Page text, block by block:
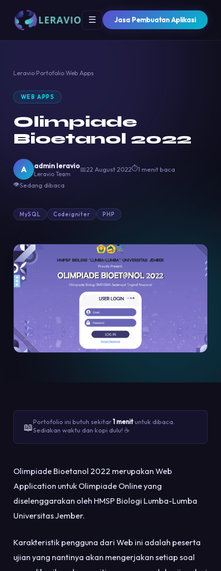
☰ Jasa Pembuatan Aplikasi
Leravio›Portofolio›Web Apps
WEB APPS
Olimpiade
Bioetanol 2022
A admin leravio
Leravio Team
📅22 August 2022⏱1 menit baca
👁Sedang dibaca
MySQL Codeigniter PHP
📖Portofolio ini butuh sekitar1 menituntuk dibaca.
Sediakan waktu dan kopi dulu! ☕
Olimpiade Bioetanol 2022 merupakan Web
Application untuk Olimpiade Online yang
diselenggarakan oleh HMSP Biologi Lumba-Lumba
Universitas Jember.
Karakteristik pengguna dari Web ini adalah peserta
ujian yang nantinya akan mengerjakan setiap soal